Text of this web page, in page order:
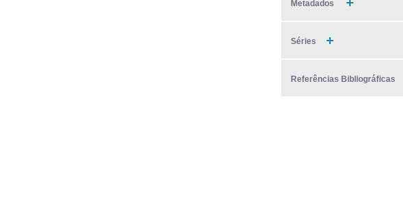
Metadados
Séries
Referências Bibliográficas